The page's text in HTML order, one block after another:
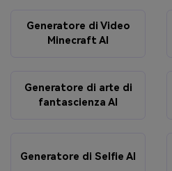
Generatore di Video
Minecraft AI
Generatore di arte di
fantascienza AI
Generatore di Selfie AI